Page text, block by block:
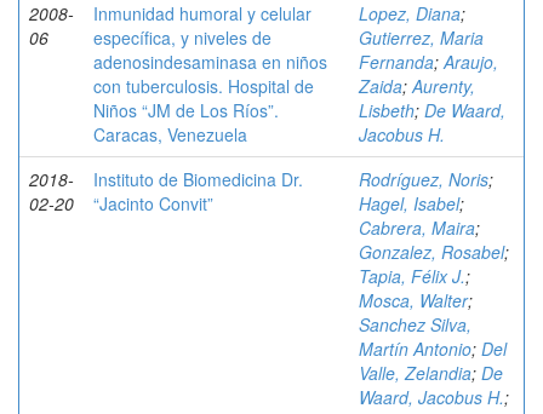
2008-
06
Inmunidad humoral y celular
específica, y niveles de
adenosindesaminasa en niños
con tuberculosis. Hospital de
Niños “JM de Los Ríos”.
Caracas, Venezuela
Lopez, Diana;
Gutierrez, Maria
Fernanda;Araujo,
Zaida;Aurenty,
Lisbeth; De Waard,
Jacobus H.
2018-
02-20
Instituto de Biomedicina Dr.
“Jacinto Convit”
Rodríguez, Noris;
Hagel, Isabel;
Cabrera, Maira;
Gonzalez, Rosabel;
Tapia, Félix J.;
Mosca, Walter;
Sanchez Silva,
Martín Antonio; Del
Valle, Zelandia; De
Waard, Jacobus H.;